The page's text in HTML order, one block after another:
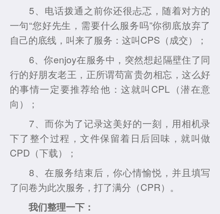
5、电话拨通之前你还很忐忑，随着对方的
一句“您好先生，需要什么服务吗”你彻底放弃了
自己的底线，叫来了服务：这叫CPS（成交）；
6、你enjoy在服务中，突然想起隔壁住了同
行的好朋友老王，正所谓苟富贵勿相忘，这么好
的事情一定要推荐给他：这就叫CPL（潜在意
向）；
7、而你为了记录这美好的一刻，用相机录
下了整个过程，文件保留着日后回味，就叫做
CPD（下载）；
8、在服务结束后，你心情愉悦，并且填写
了问卷为此次服务，打了满分（CPR）。
我们整理一下：